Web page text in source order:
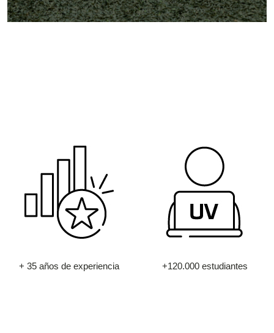
+ 35 años de experiencia +120.000 estudiantes